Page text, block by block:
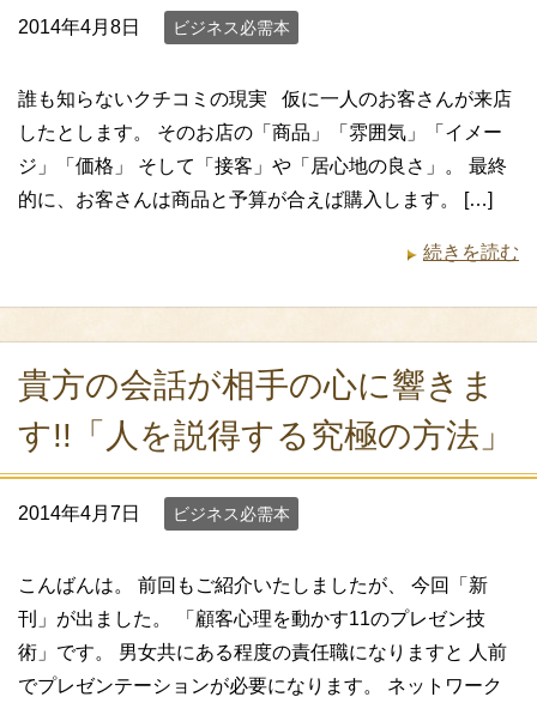
2014年4月8日 ビジネス必需本
誰も知らないクチコミの現実 仮に一人のお客さんが来店
したとします。 そのお店の「商品」「雰囲気」「イメー
ジ」「価格」 そして「接客」や「居心地の良さ」。 最終
的に、お客さんは商品と予算が合えば購入します。 […]
続きを読む
貴方の会話が相手の心に響きま
す!!「人を説得する究極の方法」
2014年4月7日 ビジネス必需本
こんばんは。 前回もご紹介いたしましたが、 今回「新
刊」が出ました。 「顧客心理を動かす11のプレゼン技
術」です。 男女共にある程度の責任職になりますと 人前
でプレゼンテーションが必要になります。 ネットワーク